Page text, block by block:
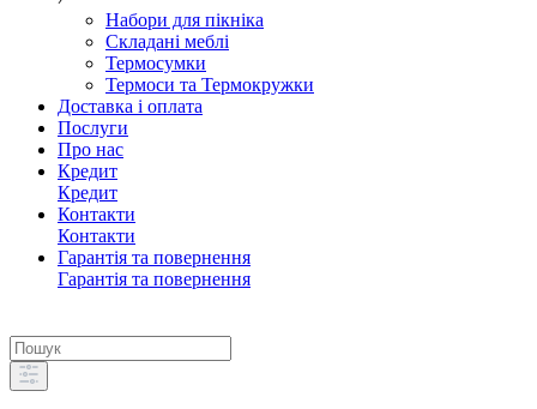
Набори для пікніка
Складані меблі
Термосумки
Термоси та Термокружки
Доставка і оплата
Послуги
Про нас
Кредит
Кредит
Контакти
Контакти
Гарантія та повернення
Гарантія та повернення